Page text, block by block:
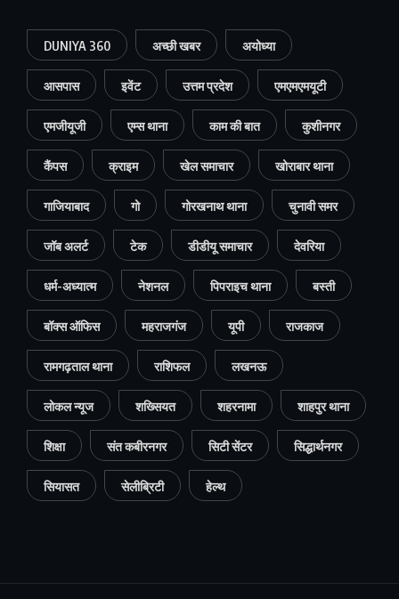
DUNIYA 360 अच्छी खबर अयोध्या
आसपास इवेंट उत्तम प्रदेश एमएमएमयूटी
एमजीयूजी एम्स थाना काम की बात कुशीनगर
कैंपस क्राइम खेल समाचार खोराबार थाना
गाजियाबाद गो गोरखनाथ थाना चुनावी समर
जॉब अलर्ट टेक डीडीयू समाचार देवरिया
धर्म-अध्यात्म नेशनल पिपराइच थाना बस्ती
बॉक्स ऑफिस महराजगंज यूपी राजकाज
रामगढ़ताल थाना राशिफल लखनऊ
लोकल न्यूज शख्सियत शहरनामा शाहपुर थाना
शिक्षा संत कबीरनगर सिटी सेंटर सिद्धार्थनगर
सियासत सेलीब्रिटी हेल्थ